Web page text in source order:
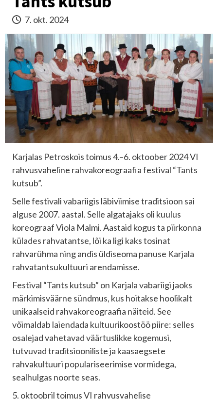
7. okt. 2024
Karjalas Petroskois toimus 4.–6. oktoober 2024 VI
rahvusvaheline rahvakoreograafia festival “Tants
kutsub”.
Selle festivali vabariigis läbiviimise traditsioon sai
alguse 2007. aastal. Selle algatajaks oli kuulus
koreograaf Viola Malmi. Aastaid kogus ta piirkonna
külades rahvatantse, lõi ka ligi kaks tosinat
rahvarühma ning andis üldiseoma panuse Karjala
rahvatantsukultuuri arendamisse.
Festival “Tants kutsub” on Karjala vabariigi jaoks
märkimisväärne sündmus, kus hoitakse hoolikalt
unikaalseid rahvakoreograafia näiteid. See
võimaldab laiendada kultuurikoostöö piire: selles
osalejad vahetavad väärtuslikke kogemusi,
tutvuvad traditsiooniliste ja kaasaegsete
rahvakultuuri populariseerimise vormidega,
sealhulgas noorte seas.
5. oktoobril toimus VI rahvusvahelise